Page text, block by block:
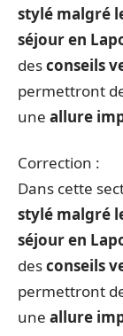
stylé malgré
séjour en
desconseils
permettront
une allure
Correction :
Dans cette
stylé malgré
séjour en
desconseils
permettront
une allure